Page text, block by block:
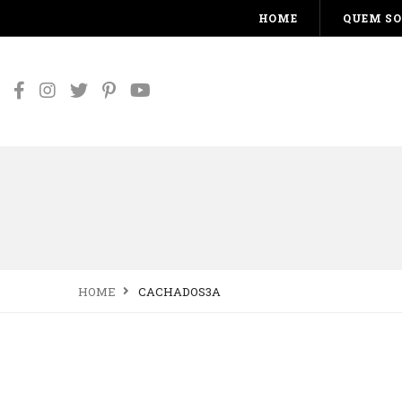
HOME QUEM
HOME CACHADOS3A